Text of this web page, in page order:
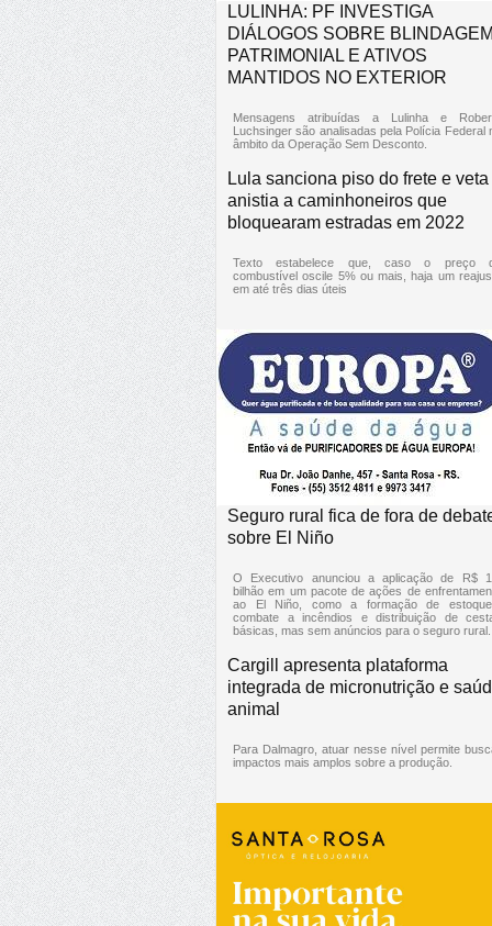
LULINHA: PF INVESTIGA
DIÁLOGOS SOBRE BLINDAGEM
PATRIMONIAL E ATIVOS
MANTIDOS NO EXTERIOR
Mensagens atribuídas a Lulinha e
Luchsinger são analisadas pela Polícia Federal
âmbito da Operação Sem Desconto.
Lula sanciona piso do frete e veta
anistia a caminhoneiros que
bloquearam estradas em 2022
Texto estabelece que, caso o preço
combustível oscile 5% ou mais, haja um
em até três dias úteis
Seguro rural fica de fora de
sobre El Niño
O Executivo anunciou a aplicação de R$
bilhão em um pacote de ações de
ao El Niño, como a formação de
combate a incêndios e distribuição de
básicas, mas sem anúncios para o seguro rural.
Cargill apresenta plataforma
integrada de micronutrição e
animal
Para Dalmagro, atuar nesse nível permite
impactos mais amplos sobre a produção.